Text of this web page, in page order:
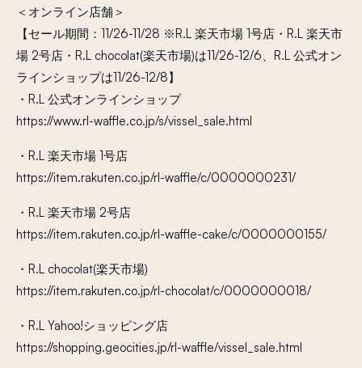
＜オンライン店舗＞
【セール期間：11/26-11/28 ※R.L 楽天市場 1号店・R.L 楽天市
場 2号店・R.L chocolat(楽天市場)は11/26-12/6、R.L 公式オン
ラインショップは11/26-12/8】
・R.L 公式オンラインショップ
https://www.rl-waffle.co.jp/s/vissel_sale.html
・R.L 楽天市場 1号店
https://item.rakuten.co.jp/rl-waffle/c/0000000231/
・R.L 楽天市場 2号店
https://item.rakuten.co.jp/rl-waffle-cake/c/0000000155/
・R.L chocolat(楽天市場)
https://item.rakuten.co.jp/rl-chocolat/c/0000000018/
・R.L Yahoo!ショッピング店
https://shopping.geocities.jp/rl-waffle/vissel_sale.html